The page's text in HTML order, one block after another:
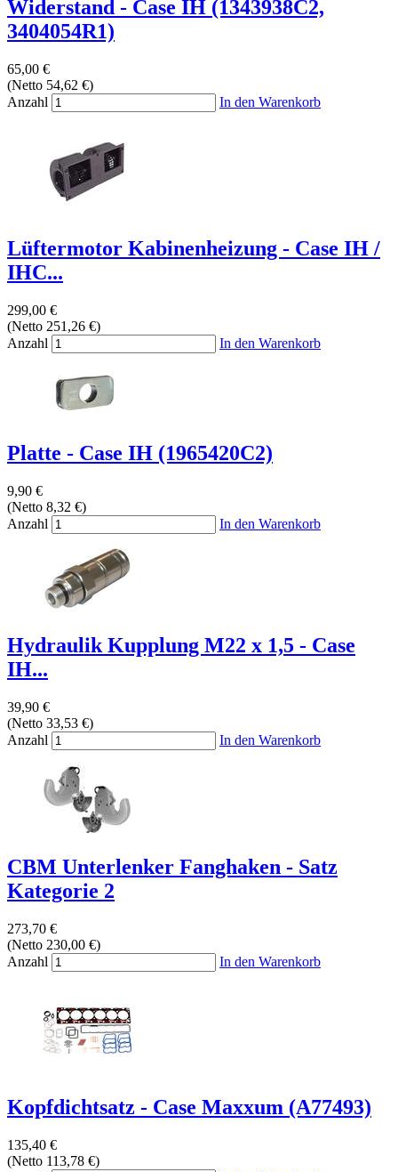
Widerstand - Case IH (1343938C2,
3404054R1)
65,00 €
(Netto 54,62 €)
Anzahl
In den Warenkorb
Lüftermotor Kabinenheizung - Case IH /
IHC...
299,00 €
(Netto 251,26 €)
Anzahl
In den Warenkorb
Platte - Case IH (1965420C2)
9,90 €
(Netto 8,32 €)
Anzahl
In den Warenkorb
Hydraulik Kupplung M22 x 1,5 - Case
IH...
39,90 €
(Netto 33,53 €)
Anzahl
In den Warenkorb
CBM Unterlenker Fanghaken - Satz
Kategorie 2
273,70 €
(Netto 230,00 €)
Anzahl
In den Warenkorb
Kopfdichtsatz - Case Maxxum (A77493)
135,40 €
(Netto 113,78 €)